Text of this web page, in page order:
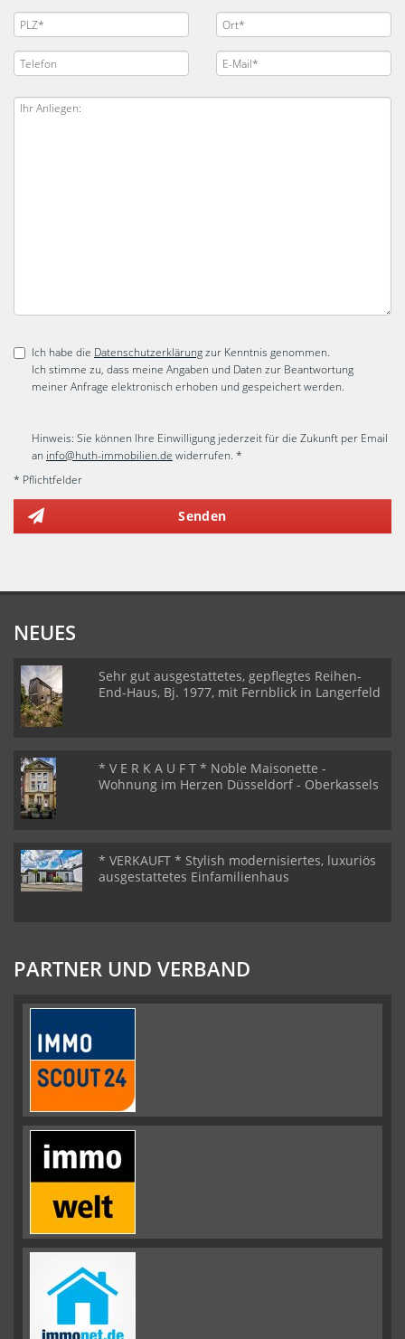
Ich habe die Datenschutzerklärungzur Kenntnis genommen.
Ich stimme zu, dass meine Angaben und Daten zur Beantwortung
meiner Anfrage elektronisch erhoben und gespeichert werden.
Hinweis: Sie können Ihre Einwilligung jederzeit für die Zukunft per Email
an info@huth-immobilien.de widerrufen. *
* Pflichtfelder
Senden
NEUES
Sehr gut ausgestattetes, gepflegtes Reihen-
End-Haus, Bj. 1977, mit Fernblick in Langerfeld
* V E R K A U F T * Noble Maisonette -
Wohnung im Herzen Düsseldorf - Oberkassels
* VERKAUFT * Stylish modernisiertes, luxuriös
ausgestattetes Einfamilienhaus
PARTNER UND VERBAND